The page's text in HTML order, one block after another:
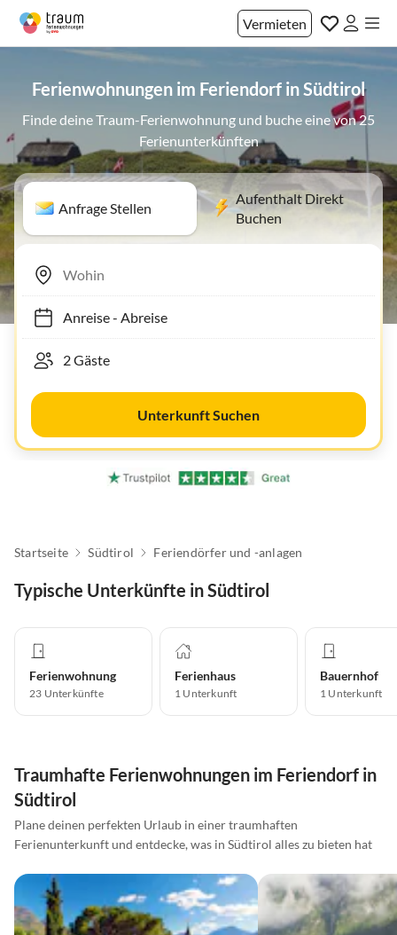
Vermieten
Ferienwohnungen im Feriendorf in Südtirol
Finde deine Traum-Ferienwohnung und buche eine von 25
Ferienunterkünften
Anfrage Stellen
Aufenthalt Direkt
Buchen
Anreise- Abreise
Unterkunft Suchen
Startseite Südtirol Feriendörfer und -anlagen
Typische Unterkünfte in Südtirol
Ferienwohnung
23 Unterkünfte
Ferienhaus
1 Unterkunft
Bauernhof
1 Unterkunft
Traumhafte Ferienwohnungen im Feriendorf in
Südtirol
Plane deinen perfekten Urlaub in einer traumhaften
Ferienunterkunft und entdecke, was in Südtirol alles zu bieten hat